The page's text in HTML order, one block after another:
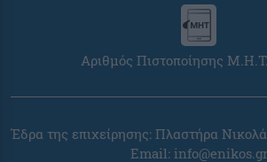
Αριθμός Πιστοποίησης
Έδρα της επιχείρησης: Πλαστήρα
Email: info@enikos.gr